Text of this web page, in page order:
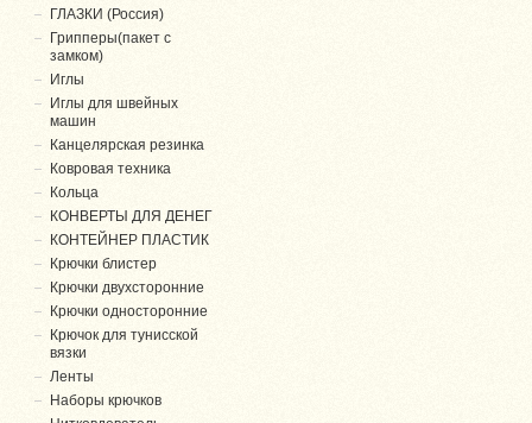
ГЛАЗКИ (Россия)
Грипперы(пакет с
замком)
Иглы
Иглы для швейных
машин
Канцелярская резинка
Ковровая техника
Кольца
КОНВЕРТЫ ДЛЯ ДЕНЕГ
КОНТЕЙНЕР ПЛАСТИК
Крючки блистер
Крючки двухсторонние
Крючки односторонние
Крючок для тунисской
вязки
Ленты
Наборы крючков